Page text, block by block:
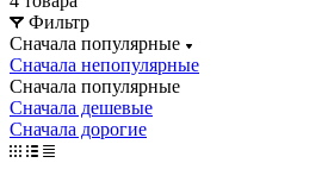
Фильтр
Сначала популярные
Сначала непопулярные
Сначала популярные
Сначала дешевые
Сначала дорогие